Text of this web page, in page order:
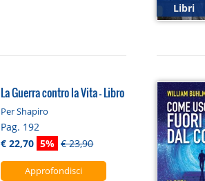
Libri
La Guerra contro la Vita - Libro
Per Shapiro
Pag. 192
€ 22,70 5% € 23,90
Approfondisci